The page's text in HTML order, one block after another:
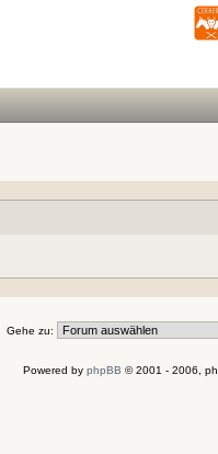
Gehe zu:
Powered by phpBB © 2001 - 2006,